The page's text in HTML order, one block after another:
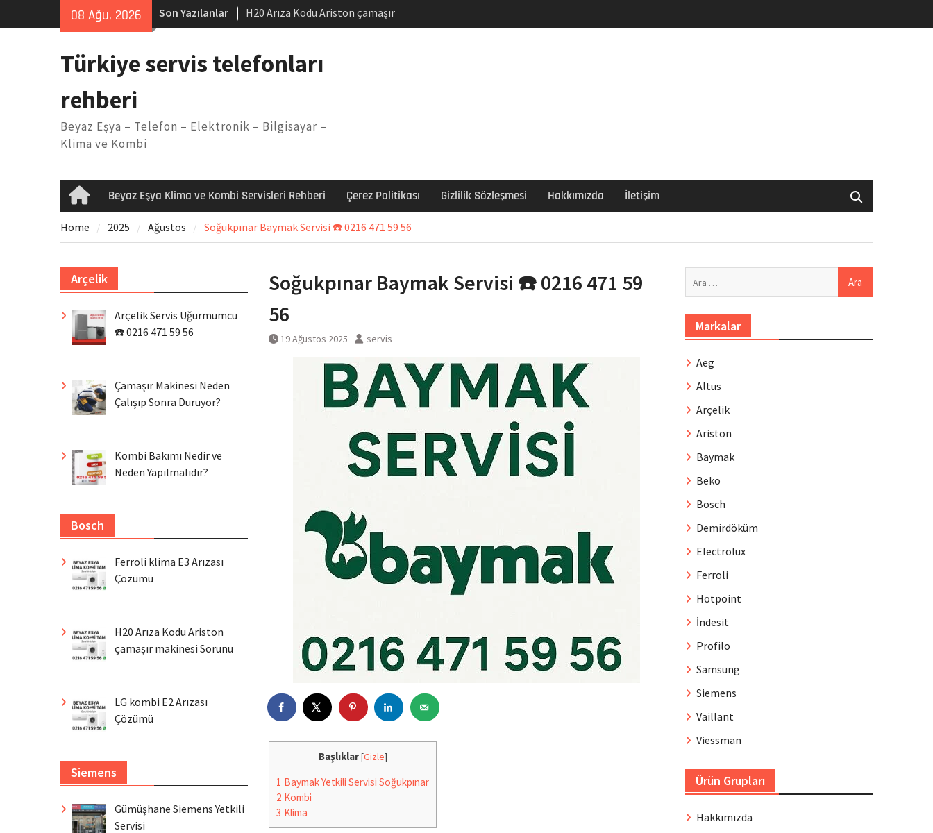
08 Ağu, 2026 Son Yazılanlar
H20 Arıza Kodu Ariston çamaşır
makinesi Sorunu
Arçelik buzdolabı F5 Hatası Çözüm
Ferroli klima E3 Arızası Çözümü
Türkiye servis telefonları
rehberi
Beyaz Eşya – Telefon – Elektronik – Bilgisayar –
Klima ve Kombi
HomeBeyaz Eşya Klima ve Kombi Servisleri Rehberi Çerez Politikası Gizlilik Sözleşmesi Hakkımızda İletişim
Home 2025 Ağustos Soğukpınar Baymak Servisi ☎️ 0216 471 59 56
Soğukpınar Baymak Servisi ☎️ 0216 471 59
56
19 Ağustos 2025 servis
Başlıklar [Gizle]
1 Baymak Yetkili Servisi Soğukpınar
2 Kombi
3 Klima
Markalar
Aeg
Altus
Arçelik
Ariston
Baymak
Beko
Bosch
Demirdöküm
Electrolux
Ferroli
Hotpoint
İndesit
Profilo
Samsung
Siemens
Vaillant
Viessman
Ürün Grupları
Hakkımızda
Arçelik
Arçelik Servis Uğurmumcu
☎️ 0216 471 59 56
Çamaşır Makinesi Neden
Çalışıp Sonra Duruyor?
Kombi Bakımı Nedir ve
Neden Yapılmalıdır?
Bosch
Ferroli klima E3 Arızası
Çözümü
H20 Arıza Kodu Ariston
çamaşır makinesi Sorunu
LG kombi E2 Arızası
Çözümü
Siemens
Gümüşhane Siemens Yetkili
Servisi